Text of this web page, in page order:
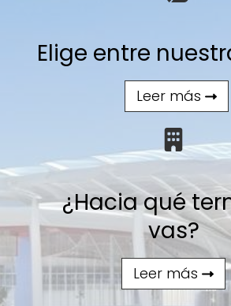
Elige entre
Leer más
¿Hacia qué
vas?
Leer más